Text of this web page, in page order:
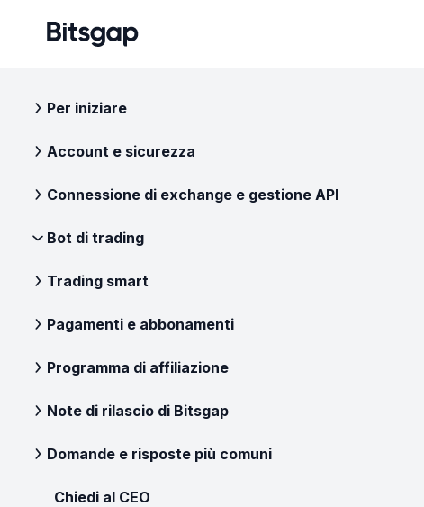
Per iniziare
Account e sicurezza
Connessione di exchange e gestione API
Bot di trading
Trading smart
Pagamenti e abbonamenti
Programma di affiliazione
Note di rilascio di Bitsgap
Domande e risposte più comuni
Chiedi al CEO